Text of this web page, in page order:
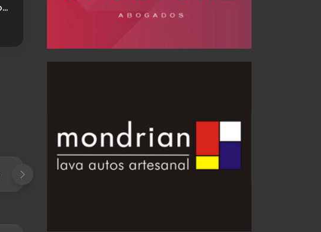
Enfermería Roja: Se conoció la lesión de Leo Godoy